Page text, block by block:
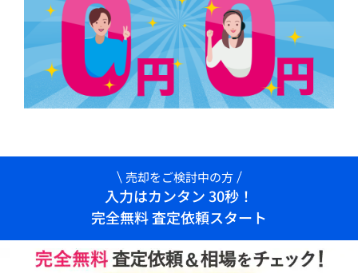
売却をご検討中の方
入力はカンタン 30秒！
完全無料 査定依頼スタート